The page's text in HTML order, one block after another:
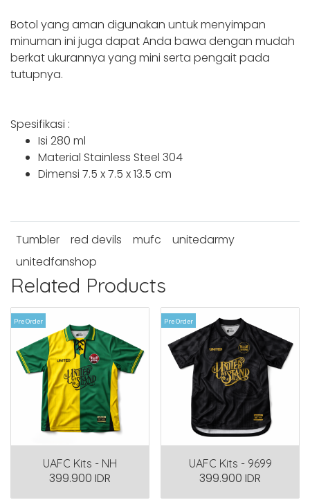
Botol yang aman digunakan untuk menyimpan
minuman ini juga dapat Anda bawa dengan mudah
berkat ukurannya yang mini serta pengait pada
tutupnya.
Spesifikasi :
Isi 280 ml
Material Stainless Steel 304
Dimensi 7.5 x 7.5 x 13.5 cm
Tumbler red devils mufc
unitedarmy
unitedfanshop
Related Products
Pre Order
UAFC Kits - NH
399.900 IDR
Pre Order
UAFC Kits - 9699
399.900 IDR